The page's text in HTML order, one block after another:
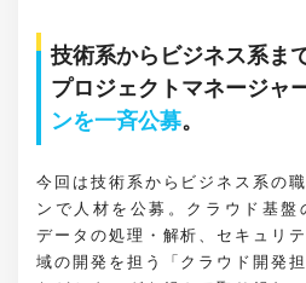
技術系からビジネス系ま
プロジェクトマネージャ
ンを一斉公募。
今回は技術系からビジネス系の
ンで人材を公募。クラウド基盤
データの処理・解析、セキュリ
域の開発を担う「クラウド開発